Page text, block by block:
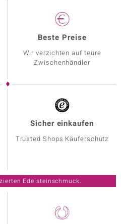
Beste Preise
Wir verzichten auf teure
Zwischenhändler
Sicher einkaufen
Trusted Shops Käuferschutz
Edelsteinschmuck.